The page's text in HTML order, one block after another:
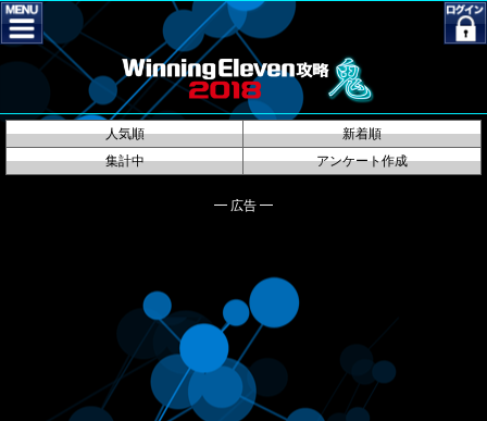
人気順
新着順
集計中
アンケート作成
━ 広告 ━